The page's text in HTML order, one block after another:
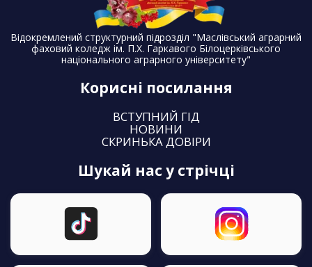
Відокремлений структурний підрозділ "Маслівський аграрний
фаховий коледж ім. П.Х. Гаркавого Білоцерківського
національного аграрного університету"
Корисні посилання
ВСТУПНИЙ ГІД
НОВИНИ
СКРИНЬКА ДОВІРИ
шукай нас у стрічці